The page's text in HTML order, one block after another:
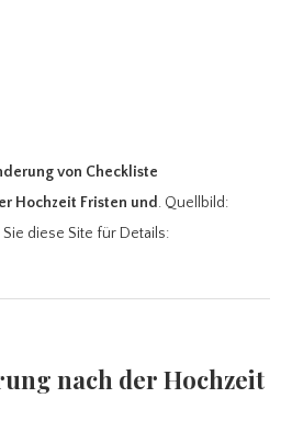
von Checkliste
Hochzeit Fristen und. Quellbild:
Sie diese Site für Details:
nach der Hochzeit